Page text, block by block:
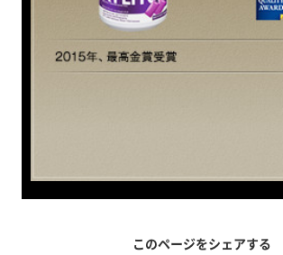
このページをシェアする